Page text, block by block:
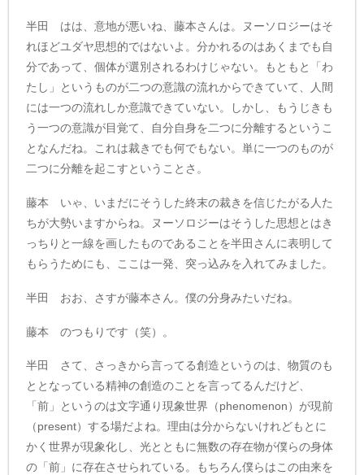
半田 はは、意地が悪いね、藤本さんは。ヌーソロジーはそ
れほどユダヤ思想的ではないよ。分かれるのはあくまでも自
分であって、個体が選別されるわけじゃない。もともと「わ
たし」というものが二つの意識の流れからできていて、人間
には一つの流れしか意識できていない。しかし、もうじきも
う一つの意識が目覚て、自分自身を二つに分離するというこ
となんだね。これは裁きでも何でもない。単に一つのものが
二つに分離を起こすということさ。
藤本 いゃ、いまだにそうした終末の裁きを信じたがる人た
ちが大勢いますからね。ヌーソロジーはそうした思想とはき
っちりと一線を画したものであることを半田さんに表明して
もらうためにも、ここは一発、突っ込みを入れてみました。
半田 おお、さすが藤本さん。僕の分身みたいだね。
藤本 のつもりです（笑）。
半田 さて、さっきから言ってる創造というのは、物質のも
ととなっている精神の創造のことを言ってるんだけど、
「前」というのは文字通り現象世界（phenomenon）が現前
（present）する場だよね。理由は分からないけれどもとに
かく世界が現象化し、光とともに無数の存在物が僕らの身体
の「前」に存在させられている。もちろん僕らはこの由来を